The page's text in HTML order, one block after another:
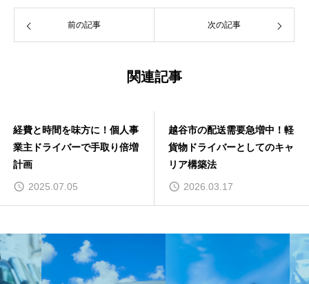
前の記事 次の記事
関連記事
経費と時間を味方に！個人事
業主ドライバーで手取り倍増
計画
2025.07.05
越谷市の配送需要急増中！軽
貨物ドライバーとしてのキャ
リア構築法
2026.03.17